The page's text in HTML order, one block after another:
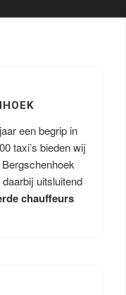
een begrip in
taxi’s bieden wij
uitsluitend
chauffeurs